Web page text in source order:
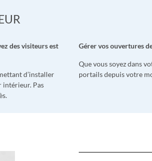
des visiteurs est
d’installer
intérieur. Pas
Gérer vos ouvertures
Que vous soyez dans
portails depuis votre